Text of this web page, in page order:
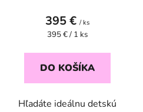
395 € / ks
Jednotková
395 € / 1 ks
DO KOŠÍKA
Hľadáte ideálnu detskú